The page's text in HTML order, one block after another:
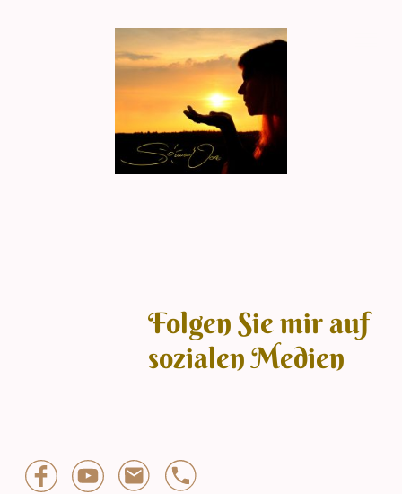
Folgen Sie mir auf
sozialen Medien